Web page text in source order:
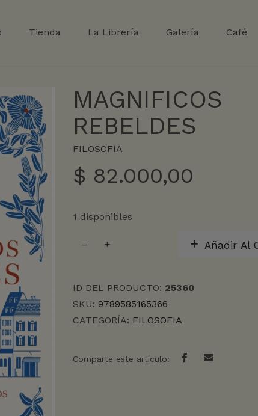
Tienda La Librería Galería Café
MAGNIFICOS
REBELDES
FILOSOFIA
$ 82.000,00
1 disponibles
REBELDES
Añadir Al
ID DEL PRODUCTO: 25360
SKU: 9789585165366
CATEGORÍA: FILOSOFIA
Comparte este artículo: